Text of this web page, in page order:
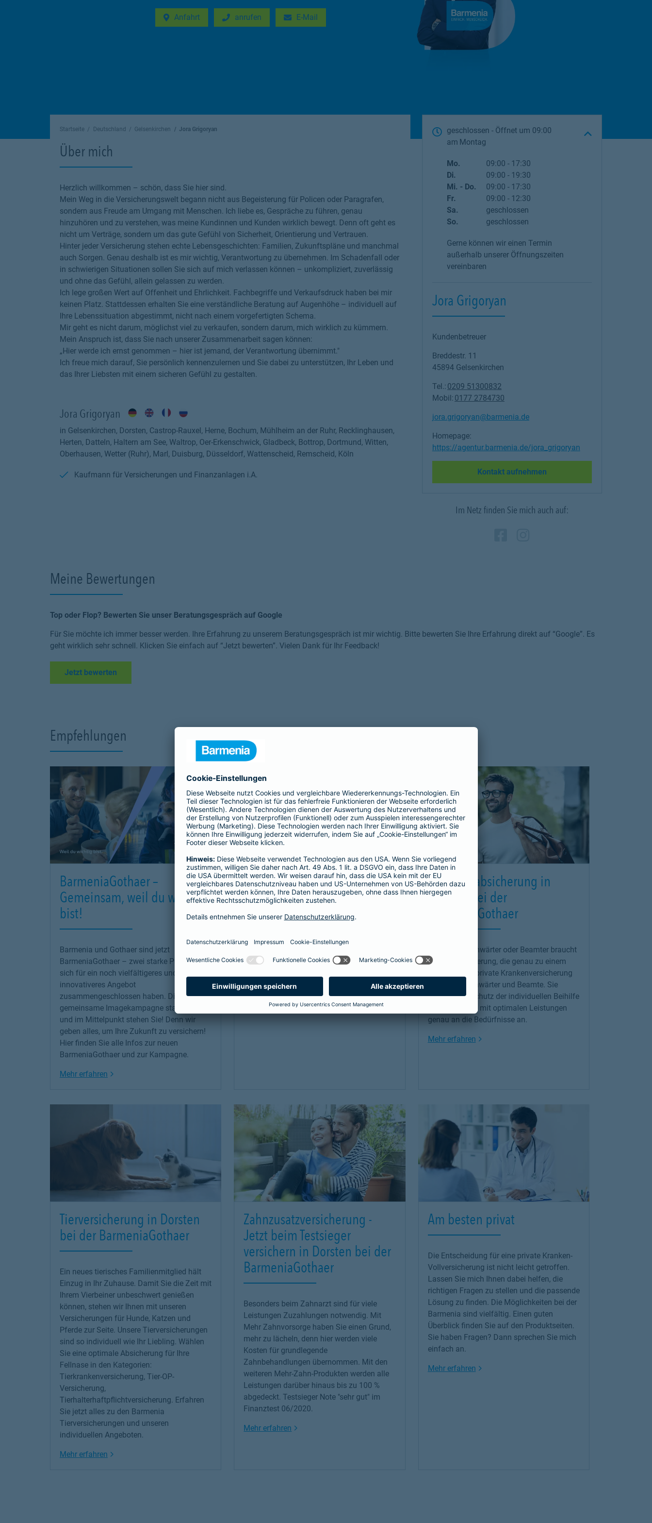
Anfahrt
Link Opens in New Tabanrufen E-Mail
Link Opens in New Tab
Startseite Deutschland Gelsenkirchen Jora Grigoryan
Über mich
Herzlich willkommen – schön, dass Sie hier sind.
Mein Weg in die Versicherungswelt begann nicht aus Begeisterung für Policen oder Paragrafen,
sondern aus Freude am Umgang mit Menschen. Ich liebe es, Gespräche zu führen, genau
hinzuhören und zu verstehen, was meine Kundinnen und Kunden wirklich bewegt. Denn oft geht es
nicht um Verträge, sondern um das gute Gefühl von Sicherheit, Orientierung und Vertrauen.
Hinter jeder Versicherung stehen echte Lebensgeschichten: Familien, Zukunftspläne und manchmal
auch Sorgen. Genau deshalb ist es mir wichtig, Verantwortung zu übernehmen. Im Schadenfall oder
in schwierigen Situationen sollen Sie sich auf mich verlassen können – unkompliziert, zuverlässig
und ohne das Gefühl, allein gelassen zu werden.
Ich lege großen Wert auf Offenheit und Ehrlichkeit. Fachbegriffe und Verkaufsdruck haben bei mir
keinen Platz. Stattdessen erhalten Sie eine verständliche Beratung auf Augenhöhe – individuell auf
Ihre Lebenssituation abgestimmt, nicht nach einem vorgefertigten Schema.
Mir geht es nicht darum, möglichst viel zu verkaufen, sondern darum, mich wirklich zu kümmern.
Mein Anspruch ist, dass Sie nach unserer Zusammenarbeit sagen können:
„Hier werde ich ernst genommen – hier ist jemand, der Verantwortung übernimmt."
Ich freue mich darauf, Sie persönlich kennenzulernen und Sie dabei zu unterstützen, Ihr Leben und
das Ihrer Liebsten mit einem sicheren Gefühl zu gestalten.
Jora Grigoryan
in Gelsenkirchen, Dorsten, Castrop-Rauxel, Herne, Bochum, Mühlheim an der Ruhr, Recklinghausen,
Herten, Datteln, Haltern am See, Waltrop, Oer-Erkenschwick, Gladbeck, Bottrop, Dortmund, Witten,
Oberhausen, Wetter (Ruhr), Marl, Duisburg, Düsseldorf, Wattenscheid, Remscheid, Köln
Kaufmann für Versicherungen und Finanzanlagen i.A.
geschlossen - Öffnet um 09:00
Montag
Wochentag Öffnungszeiten
Mo. 09:00 - 17:30
Di.
09:00 - 19:30
Mi. - Do.
09:00 - 17:30
Fr.
09:00 - 12:30
Sa.
geschlossen
So.
geschlossen
Gerne können wir einen Termin
außerhalb unserer Öffnungszeiten
vereinbaren
Jora Grigoryan
Kundenbetreuer
Breddestr. 11
45894 Gelsenkirchen
Tel.: 0209 51300832
Mobil: 0177 2784730
jora.grigoryan@barmenia.de
Homepage:
https://agentur.barmenia.de/jora_grigoryan
Kontakt aufnehmenLink Opens in New Tab
Im Netz finden Sie mich auch auf:
Meine Bewertungen
Top oder Flop? Bewerten Sie unser Beratungsgespräch auf Google
Für Sie möchte ich immer besser werden. Ihre Erfahrung zu unserem Beratungsgespräch ist mir wichtig. Bitte bewerten Sie Ihre Erfahrung direkt auf “Google”. Es
geht wirklich sehr schnell. Klicken Sie einfach auf “Jetzt bewerten”. Vielen Dank für Ihr Feedback!
Jetzt bewerten
Empfehlungen
BarmeniaGothaer –
Gemeinsam, weil du wichtig
bist!
Barmenia und Gothaer sind jetzt
BarmeniaGothaer – zwei starke Partner, die
sich für ein noch vielfältigeres und
innovativeres Angebot
zusammengeschlossen haben. Die erste
gemeinsame Imagekampagne startet jetzt –
und im Mittelpunkt stehen Sie! Denn wir
geben alles, um Ihre Zukunft zu versichern!
Hier finden Sie alle Infos zur neuen
BarmeniaGothaer und zur Kampagne.
Mehr erfahren Link Opens in New Tab
Beamtenabsicherung
Als Beamtenanwärter oder Beamter braucht
passt: unsereprivate Krankenversicherung
ergänzt den Schutz der individuellen Beihilfe
und passt sich mit optimalen Leistungen
genau an die Bedürfnisse an.
Mehr erfahren Link Opens in New Tab
Beamtenabsicherung in
Dorsten bei der
BarmeniaGothaer
Als Beamtenanwärter oder Beamter braucht
es eine Absicherung, die genau zu einem
private Krankenversicherung
für Beamtenanwärter und Beamte. Sie
ergänzt den Schutz der individuellen Beihilfe
und passt sich mit optimalen Leistungen
genau an die Bedürfnisse an.
Mehr erfahrenLink Opens in New Tab
Tierversicherung in Dorsten
bei der BarmeniaGothaer
Ein neues tierisches Familienmitglied hält
Einzug in Ihr Zuhause. Damit Sie die Zeit mit
Ihrem Vierbeiner unbeschwert genießen
können, stehen wir Ihnen mit unseren
Versicherungen für Hunde, Katzen und
Pferde zur Seite. Unsere Tierversicherungen
sind so individuell wie Ihr Liebling. Wählen
Sie eine optimale Absicherung für Ihre
Fellnase in den Kategorien:
Tierkrankenversicherung, Tier-OP-
Versicherung,
Tierhalterhaftpflichtversicherung. Erfahren
Sie jetzt alles zu den Barmenia
Tierversicherungen und unseren
individuellen Angeboten.
Mehr erfahren Link Opens in New Tab
Zahnzusatzversicherung -
Jetzt beim Testsieger
versichern in Dorsten bei der
BarmeniaGothaer
Besonders beim Zahnarzt sind für viele
Leistungen Zuzahlungen notwendig. Mit
Mehr Zahnvorsorge haben Sie einen Grund,
mehr zu lächeln, denn hier werden viele
Kosten für grundlegende
Zahnbehandlungen übernommen. Mit den
weiteren Mehr-Zahn-Produkten werden alle
Leistungen darüber hinaus bis zu 100 %
abgedeckt. Testsieger Note "sehr gut" im
Finanztest 06/2020.
Mehr erfahren Link Opens in New Tab
Am besten privat
Die Entscheidung für eine private Kranken-
Vollversicherung ist nicht leicht getroffen.
Lassen Sie mich Ihnen dabei helfen, die
richtigen Fragen zu stellen und die passende
Lösung zu finden. Die Möglichkeiten bei der
Barmenia sind vielfältig. Einen guten
Überblick finden Sie auf den Produktseiten.
Sie haben Fragen? Dann sprechen Sie mich
einfach an.
Mehr erfahrenLink Opens in New Tab